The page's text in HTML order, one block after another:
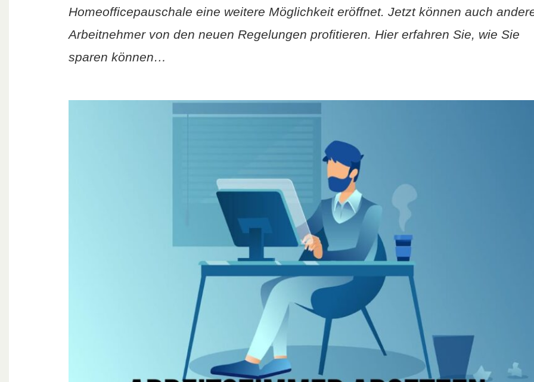
Homeofficepauschale eine weitere Möglichkeit eröffnet. Jetzt können auch
Arbeitnehmer von den neuen Regelungen profitieren. Hier erfahren Sie, wie Sie
sparen können…